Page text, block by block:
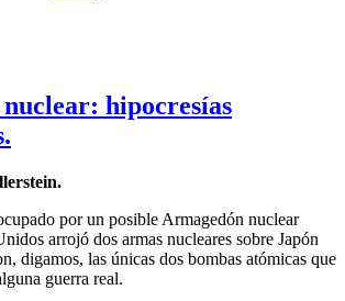
hipocresías
por un posible Armagedón nuclear
arrojó dos armas nucleares sobre Japón
digamos, las únicas dos bombas atómicas que
guerra real.